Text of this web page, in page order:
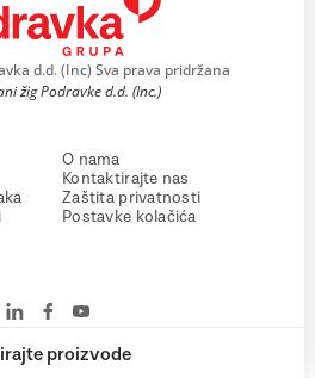
proizvode
d.d. (Inc) Sva prava pridržana
žig Podravke d.d. (Inc.)
O nama
Kontaktirajte nas
Zaštita privatnosti
Postavke kolačića